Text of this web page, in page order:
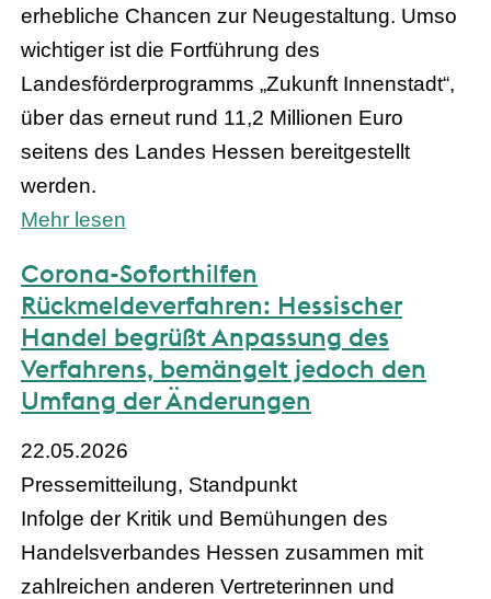
erhebliche Chancen zur Neugestaltung. Umso
wichtiger ist die Fortführung des
Landesförderprogramms „Zukunft Innenstadt“,
über das erneut rund 11,2 Millionen Euro
seitens des Landes Hessen bereitgestellt
werden.
Mehr lesen
Corona-Soforthilfen
Rückmeldeverfahren: Hessischer
Handel begrüßt Anpassung des
Verfahrens, bemängelt jedoch den
Umfang der Änderungen
22.05.2026
Pressemitteilung, Standpunkt
Infolge der Kritik und Bemühungen des
Handelsverbandes Hessen zusammen mit
zahlreichen anderen Vertreterinnen und